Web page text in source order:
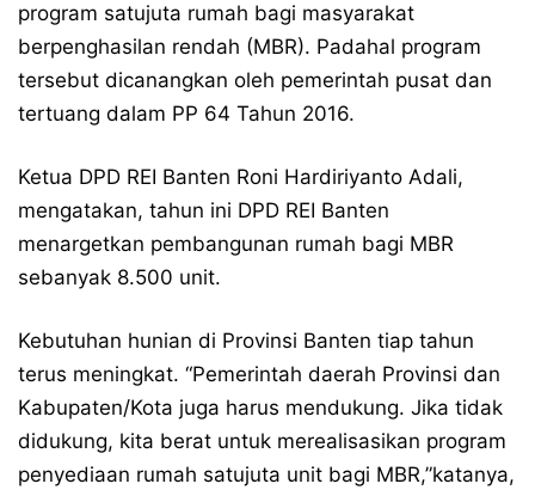
program satujuta rumah bagi masyarakat
berpenghasilan rendah (MBR). Padahal program
tersebut dicanangkan oleh pemerintah pusat dan
tertuang dalam PP 64 Tahun 2016.
Ketua DPD REI Banten Roni Hardiriyanto Adali,
mengatakan, tahun ini DPD REI Banten
menargetkan pembangunan rumah bagi MBR
sebanyak 8.500 unit.
Kebutuhan hunian di Provinsi Banten tiap tahun
terus meningkat. “Pemerintah daerah Provinsi dan
Kabupaten/Kota juga harus mendukung. Jika tidak
didukung, kita berat untuk merealisasikan program
penyediaan rumah satujuta unit bagi MBR,”katanya,